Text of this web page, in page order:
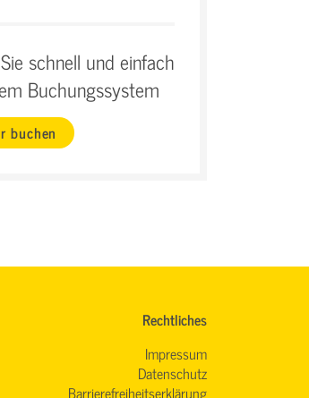
schnell und einfach
Buchungssystem
buchen
Rechtliches
Impressum
Datenschutz
Barrierefreiheitserklärung